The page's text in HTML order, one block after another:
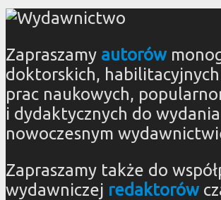
Zapraszamy autorów
doktorskich,
prac naukowych,
i dydaktycznych do
nowoczesnym
Zapraszamy także do
wydawniczej redaktorów